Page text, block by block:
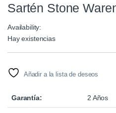
Sartén Stone
Availability:
Hay existencias
Añadir a la lista de deseos
Garantía: 2 Años